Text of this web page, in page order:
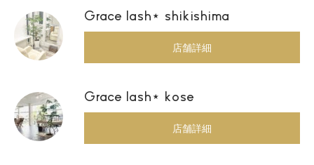
Grace lash⋆ shikishima
店舗詳細
Grace lash⋆ kose
店舗詳細